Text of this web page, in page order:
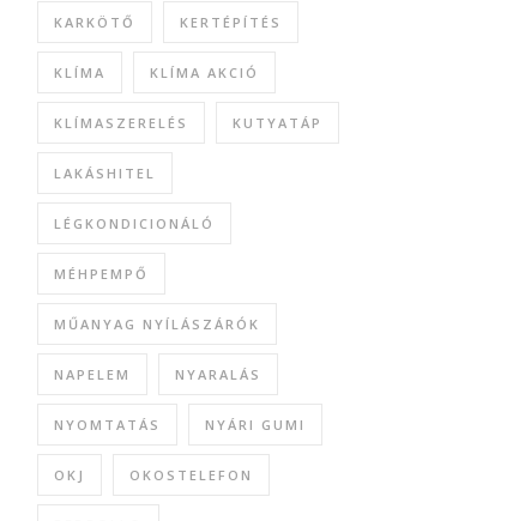
KARKÖTŐ KERTÉPÍTÉS
KLÍMA KLÍMA AKCIÓ
KLÍMASZERELÉS KUTYATÁP
LAKÁSHITEL
LÉGKONDICIONÁLÓ
MÉHPEMPŐ
MŰANYAG NYÍLÁSZÁRÓK
NAPELEM NYARALÁS
NYOMTATÁS NYÁRI GUMI
OKJ OKOSTELEFON